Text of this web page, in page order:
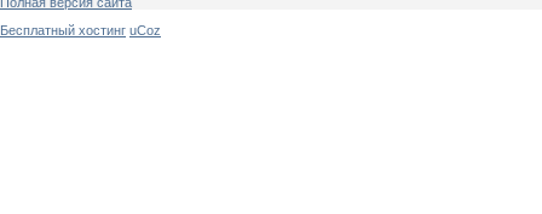
Бесплатный хостинг uCoz